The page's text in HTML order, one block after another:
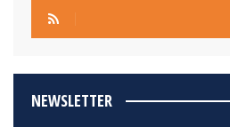
NEWSLETTER